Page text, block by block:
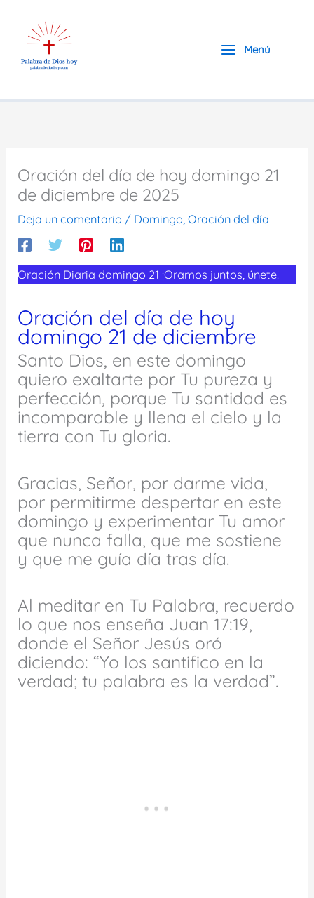
contenido
Menú
Oración del día de hoy domingo 21
de diciembre de 2025
Deja un comentario / Domingo,Oración del día
Oración Diaria domingo 21 ¡Oramos juntos, únete!
Oración del día de hoy
domingo 21 de diciembre
Santo Dios, en este domingo
quiero exaltarte por Tu pureza y
perfección, porque Tu santidad es
incomparable y llena el cielo y la
tierra con Tu gloria.
Gracias, Señor, por darme vida,
por permitirme despertar en este
domingo y experimentar Tu amor
que nunca falla, que me sostiene
y que me guía día tras día.
Al meditar en Tu Palabra, recuerdo
lo que nos enseña Juan 17:19,
donde el Señor Jesús oró
diciendo: “Yo los santifico en la
verdad; tu palabra es la verdad”.